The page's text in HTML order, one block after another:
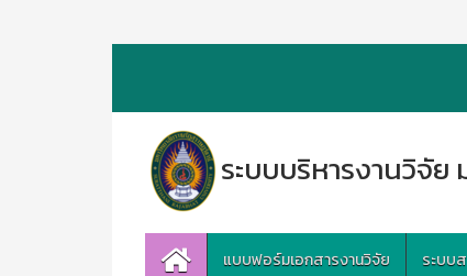
ระบบบริหารงานวิจั
แบบฟอร์มเอกสารงานวิจัย ระบบ